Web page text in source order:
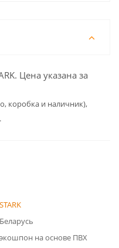
Цена указана за
коробка и наличник),
STARK
Беларусь
экошпон на основе ПВХ